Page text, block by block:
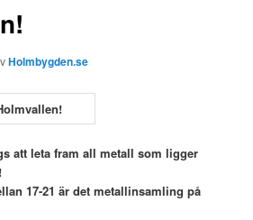
Holmbygden.se
att leta fram all metall som ligger
17-21 är det metallinsamling på